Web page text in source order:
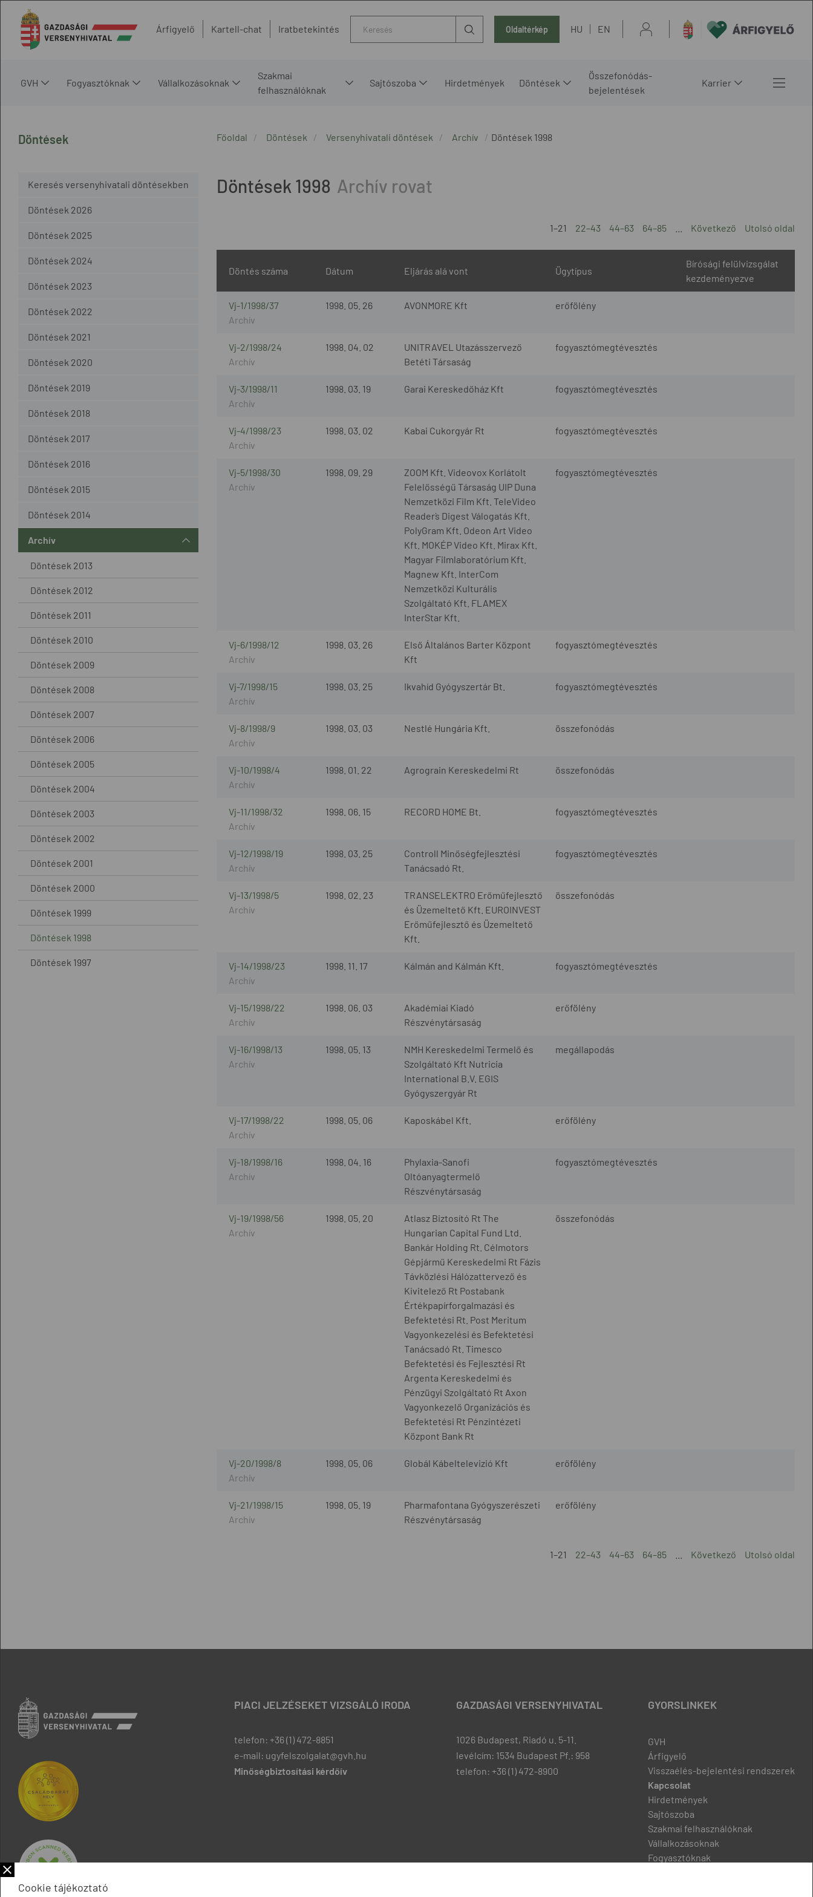
Árfigyelő Kartell-chat Iratbetekintés Oldaltérkép HU EN
GVH Fogyasztóknak Vállalkozásoknak
Szakmai
felhasználóknak
Sajtószoba Hirdetmények Döntések
Összefonódás-
bejelentések
Karrier
Döntések
Keresés versenyhivatali döntésekben
Döntések 2026
Döntések 2025
Döntések 2024
Döntések 2023
Döntések 2022
Döntések 2021
Döntések 2020
Döntések 2019
Döntések 2018
Döntések 2017
Döntések 2016
Döntések 2015
Döntések 2014
Archív
Döntések 2013
Döntések 2012
Döntések 2011
Döntések 2010
Döntések 2009
Döntések 2008
Döntések 2007
Döntések 2006
Döntések 2005
Döntések 2004
Döntések 2003
Döntések 2002
Döntések 2001
Döntések 2000
Döntések 1999
Döntések 1998
Döntések 1997
Főoldal Döntések Versenyhivatali döntések Archív Döntések 1998
Döntések 1998
1–21 22–43 44–63 64–85 Következő Utolsó oldal
Dátum
Döntés száma Eljárás alá vont Ügytípus
Bírósági felülvizsgálat
kezdeményezve
1998. 05. 26
Vj-1/1998/37 AVONMORE Kft erőfölény
1998. 04. 02
Vj-2/1998/24
UNITRAVEL Utazásszervező
Betéti Társaság
fogyasztómegtévesztés
1998. 03. 19
Vj-3/1998/11 Garai Kereskedőház Kft fogyasztómegtévesztés
1998. 03. 02
Vj-4/1998/23 Kabai Cukorgyár Rt fogyasztómegtévesztés
1998. 09. 29
Vj-5/1998/30
ZOOM Kft. Videovox Korlátolt
Felelősségű Társaság UIP Duna
Nemzetközi Film Kft. TeleVideo
Reader`s Digest Válogatás Kft.
PolyGram Kft. Odeon Art Video
Kft. MOKÉP Video Kft. Mirax Kft.
Magyar Filmlaboratórium Kft.
Magnew Kft. InterCom
Nemzetközi Kulturális
Szolgáltató Kft. FLAMEX
InterStar Kft.
fogyasztómegtévesztés
1998. 03. 26
Vj-6/1998/12
Első Általános Barter Központ
Kft
fogyasztómegtévesztés
1998. 03. 25
Vj-7/1998/15 Ikvahíd Gyógyszertár Bt. fogyasztómegtévesztés
1998. 03. 03
Vj-8/1998/9 Nestlé Hungária Kft. összefonódás
1998. 01. 22
Vj-10/1998/4 Agrograin Kereskedelmi Rt összefonódás
1998. 06. 15
Vj-11/1998/32 RECORD HOME Bt. fogyasztómegtévesztés
1998. 03. 25
Vj-12/1998/19
Controll Minőségfejlesztési
Tanácsadó Rt.
fogyasztómegtévesztés
1998. 02. 23
Vj-13/1998/5
TRANSELEKTRO Erőműfejlesztő
és Üzemeltető Kft. EUROINVEST
Erőműfejlesztő és Üzemeltető
Kft.
összefonódás
1998. 11. 17
Vj-14/1998/23 Kálmán and Kálmán Kft. fogyasztómegtévesztés
1998. 06. 03
Vj-15/1998/22
Akadémiai Kiadó
Részvénytársaság
erőfölény
1998. 05. 13
Vj-16/1998/13
NMH Kereskedelmi Termelő és
Szolgáltató Kft Nutricia
International B.V. EGIS
Gyógyszergyár Rt
megállapodás
1998. 05. 06
Vj-17/1998/22 Kaposkábel Kft. erőfölény
1998. 04. 16
Vj-18/1998/16
Phylaxia-Sanofi
Oltóanyagtermelő
Részvénytársaság
fogyasztómegtévesztés
1998. 05. 20
Vj-19/1998/56
Atlasz Biztosító Rt The
Hungarian Capital Fund Ltd.
Bankár Holding Rt. Célmotors
Gépjármű Kereskedelmi Rt Fázis
Távközlési Hálózattervező és
Kivitelező Rt Postabank
Értékpapírforgalmazási és
Befektetési Rt. Post Meritum
Vagyonkezelési és Befektetési
Tanácsadó Rt. Timesco
Befektetési és Fejlesztési Rt
Argenta Kereskedelmi és
Pénzügyi Szolgáltató Rt Axon
Vagyonkezelő Organizációs és
Befektetési Rt Pénzintézeti
Központ Bank Rt
összefonódás
1998. 05. 06
Vj-20/1998/8 Globál Kábeltelevizió Kft erőfölény
1998. 05. 19
Vj-21/1998/15
Pharmafontana Gyógyszerészeti
Részvénytársaság
erőfölény
1–21 22–43 44–63 64–85 Következő Utolsó oldal
PIACI JELZÉSEKET VIZSGÁLÓ IRODA
telefon: +36 (1) 472-8851
e-mail: ugyfelszolgalat@gvh.hu
Minőségbiztosítási kérdőív
GAZDASÁGI VERSENYHIVATAL
1026 Budapest, Riadó u. 5-11.
levélcím: 1534 Budapest Pf.: 958
telefon: +36 (1) 472-8900
GYORSLINKEK
GVH
Árfigyelő
Visszaélés-bejelentési rendszerek
Kapcsolat
Hirdetmények
Sajtószoba
Szakmai felhasználóknak
Vállalkozásoknak
Fogyasztóknak
Cookie tájékoztató